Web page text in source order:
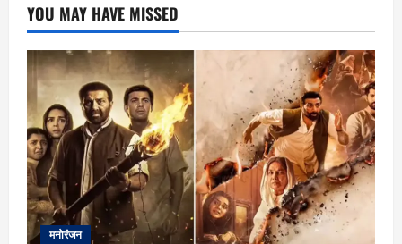
YOU MAY HAVE MISSED
मनोरंजन